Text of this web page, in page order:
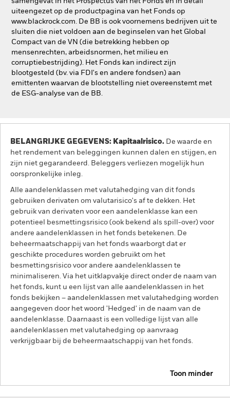
uiteengezet op de productpagina van het Fonds op
www.blackrock.com. De BB is ook voornemens bedrijven uit te
sluiten die niet voldoen aan de beginselen van het Global
Compact van de VN (die betrekking hebben op
mensenrechten, arbeidsnormen, het milieu en
corruptiebestrijding). Het Fonds kan indirect zijn
blootgesteld (bv. via FDI's en andere fondsen) aan
emittenten waarvan de blootstelling niet overeenstemt met
de ESG-analyse van de BB.
BELANGRIJKE GEGEVENS: Kapitaalrisico. De waarde en
het rendement van beleggingen kunnen dalen en stijgen, en
zijn niet gegarandeerd. Beleggers verliezen mogelijk hun
oorspronkelijke inleg.
Alle aandelenklassen met valutahedging van dit fonds
gebruiken derivaten om valutarisico's af te dekken. Het
gebruik van derivaten voor een aandelenklasse kan een
potentieel besmettingsrisico (ook bekend als spill-over) voor
andere aandelenklassen in het fonds betekenen. De
beheermaatschappij van het fonds waarborgt dat er
geschikte procedures worden gebruikt om het
besmettingsrisico voor andere aandelenklassen te
minimaliseren. Via het uitklapvakje direct onder de naam van
het fonds, kunt u een lijst van alle aandelenklassen in het
fonds bekijken – aandelenklassen met valutahedging worden
aangegeven door het woord 'Hedged' in de naam van de
aandelenklasse. Daarnaast is een volledige lijst van alle
aandelenklassen met valutahedging op aanvraag
verkrijgbaar bij de beheermaatschappij van het fonds.
Toon minder